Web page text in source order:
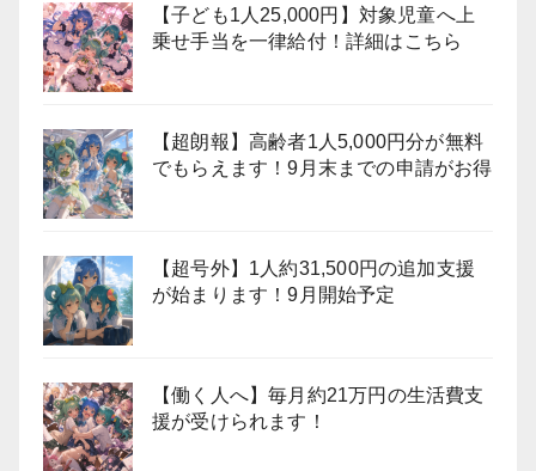
【子ども1人25,000円】対象児童へ上
乗せ手当を一律給付！詳細はこちら
【超朗報】高齢者1人5,000円分が無料
でもらえます！9月末までの申請がお得
【超号外】1人約31,500円の追加支援
が始まります！9月開始予定
【働く人へ】毎月約21万円の生活費支
援が受けられます！